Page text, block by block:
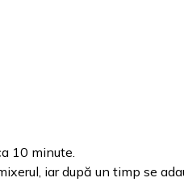
10 minute.
iar după un timp se